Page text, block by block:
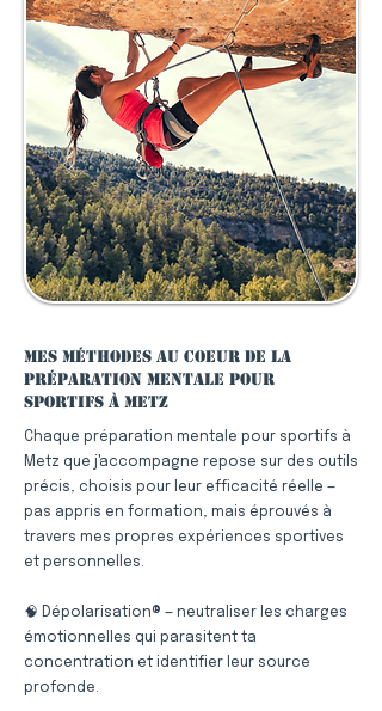
Mes méthodes au coeur de la
préparation mentale pour
sportifs à Metz
Chaque préparation mentale pour sportifs à
Metz que j'accompagne repose sur des outils
précis, choisis pour leur efficacité réelle —
pas appris en formation, mais éprouvés à
travers mes propres expériences sportives
et personnelles.
🧠 Dépolarisation® — neutraliser les charges
émotionnelles qui parasitent ta
concentration et identifier leur source
profonde.